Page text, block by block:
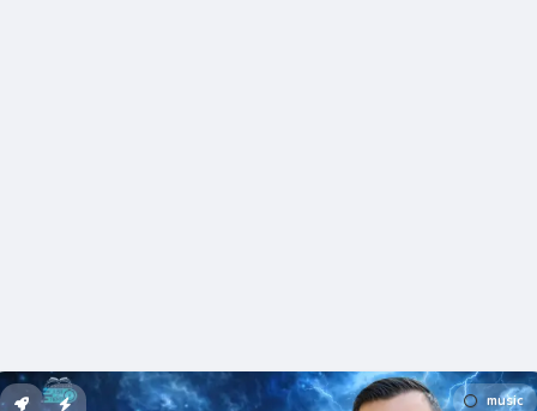
music